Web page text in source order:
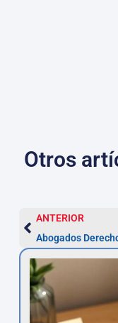
Otros
ANTERIOR